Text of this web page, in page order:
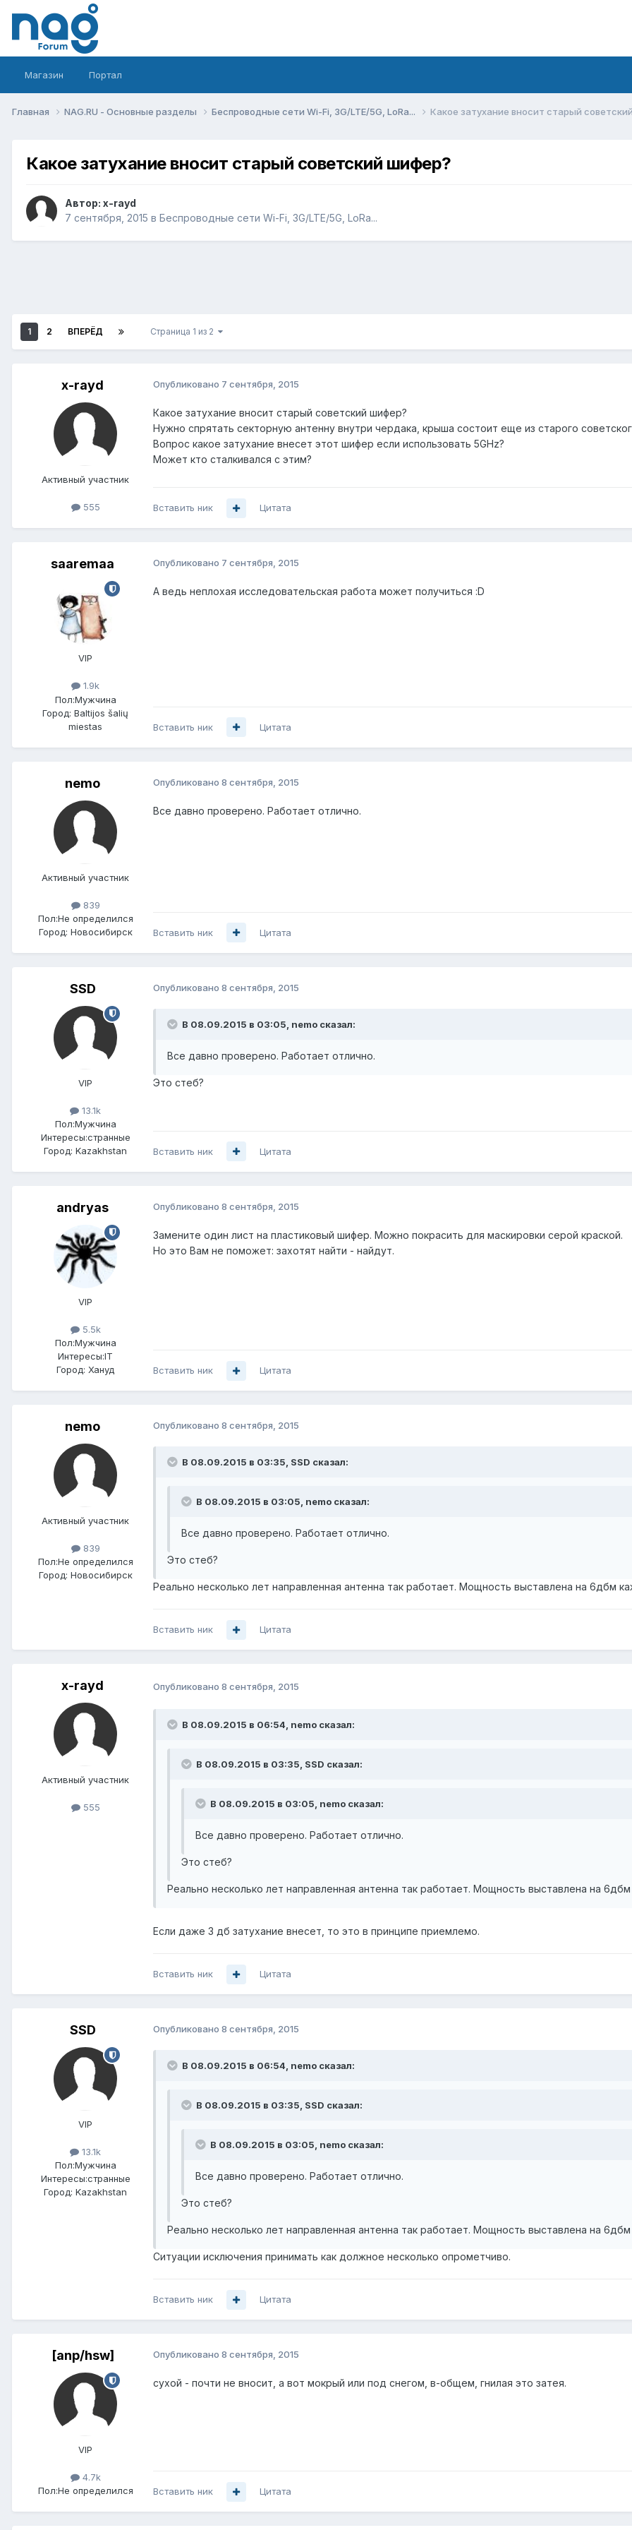
Магазин Портал
Главная NAG.RU - Основные разделы Беспроводные сети Wi-Fi, 3G/LTE/5G, LoRa... Какое затухание вносит старый
Какое затухание вносит старый советский шифер?
Автор: x-rayd
7 сентября, 2015 в Беспроводные сети Wi-Fi, 3G/LTE/5G, LoRa...
1 2 ВПЕРЁД Страница 1 из 2
x-rayd
Активный участник
555
Опубликовано 7 сентября, 2015
Какое затухание вносит старый советский шифер?
Нужно спрятать секторную антенну внутри чердака, крыша состоит еще из старого
Вопрос какое затухание внесет этот шифер если использовать 5GHz?
Может кто сталкивался с этим?
Вставить ник Цитата
saaremaa
VIP
1.9k
Пол:Мужчина
Город: Baltijos šalių
miestas
Опубликовано 7 сентября, 2015
А ведь неплохая исследовательская работа может получиться :D
Вставить ник Цитата
nemo
Активный участник
839
Пол:Не определился
Город: Новосибирск
Опубликовано 8 сентября, 2015
Все давно проверено. Работает отлично.
Вставить ник Цитата
SSD
VIP
13.1k
Пол:Мужчина
Интересы:странные
Город: Kazakhstan
Опубликовано 8 сентября, 2015
В 08.09.2015 в 03:05, nemo сказал:
Все давно проверено. Работает отлично.
Это стеб?
Вставить ник Цитата
andryas
VIP
5.5k
Пол:Мужчина
Интересы:IT
Город: Хануд
Опубликовано 8 сентября, 2015
Замените один лист на пластиковый шифер. Можно покрасить для маскировки серой краской.
Но это Вам не поможет: захотят найти - найдут.
Вставить ник Цитата
nemo
Активный участник
839
Пол:Не определился
Город: Новосибирск
Опубликовано 8 сентября, 2015
В 08.09.2015 в 03:35, SSD сказал:
В 08.09.2015 в 03:05, nemo сказал:
Все давно проверено. Работает отлично.
Это стеб?
Реально несколько лет направленная антенна так работает. Мощность выставлена на 6дбм
Вставить ник Цитата
x-rayd
Активный участник
555
Опубликовано 8 сентября, 2015
В 08.09.2015 в 06:54, nemo сказал:
В 08.09.2015 в 03:35, SSD сказал:
В 08.09.2015 в 03:05, nemo сказал:
Все давно проверено. Работает отлично.
Это стеб?
Реально несколько лет направленная антенна так работает. Мощность выставлена на
Если даже 3 дб затухание внесет, то это в принципе приемлемо.
Вставить ник Цитата
SSD
VIP
13.1k
Пол:Мужчина
Интересы:странные
Город: Kazakhstan
Опубликовано 8 сентября, 2015
В 08.09.2015 в 06:54, nemo сказал:
В 08.09.2015 в 03:35, SSD сказал:
В 08.09.2015 в 03:05, nemo сказал:
Все давно проверено. Работает отлично.
Это стеб?
Реально несколько лет направленная антенна так работает. Мощность выставлена на
Ситуации исключения принимать как должное несколько опрометчиво.
Вставить ник Цитата
[anp/hsw]
VIP
4.7k
Пол:Не определился
Опубликовано 8 сентября, 2015
сухой - почти не вносит, а вот мокрый или под снегом, в-общем, гнилая это затея.
Вставить ник Цитата